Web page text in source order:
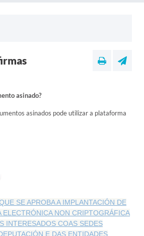
asinado?
asinados pode utilizar a plataforma
SE APROBA A IMPLANTACIÓN DE
ELECTRÓNICA NON CRIPTOGRÁFICA
INTERESADOS COAS SEDES
E DAS ENTIDADES